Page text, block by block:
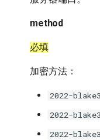
method
必填
加密方法：
2022-
2022-
2022-